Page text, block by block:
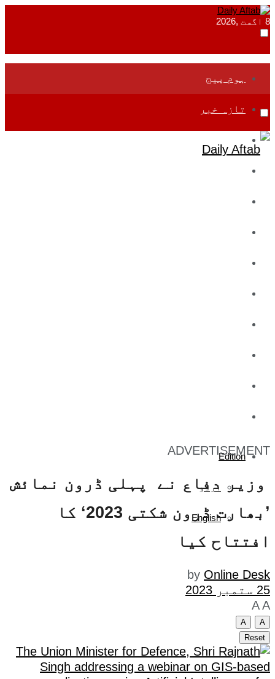
8 اگست ,2026
ہوم پیج
تازہ خبر
Edition
اردو
English
ADVERTISEMENT
وزیر دفاع نے پہلی ڈرون نمائش
’بھارت ڈرون شکتی 2023‘ کا
افتتاح کیا
by Online Desk
25 ستمبر 2023
A A
A
A
Reset